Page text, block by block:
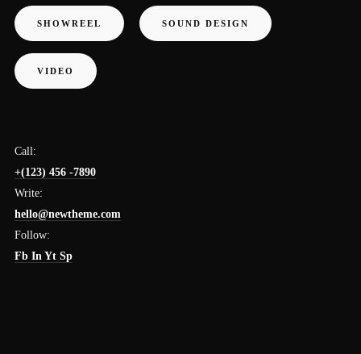
SHOWREEL SOUND DESIGN
VIDEO
Call:
+(123) 456 -7890
Write:
hello@newtheme.com
Follow:
Fb In Yt Sp